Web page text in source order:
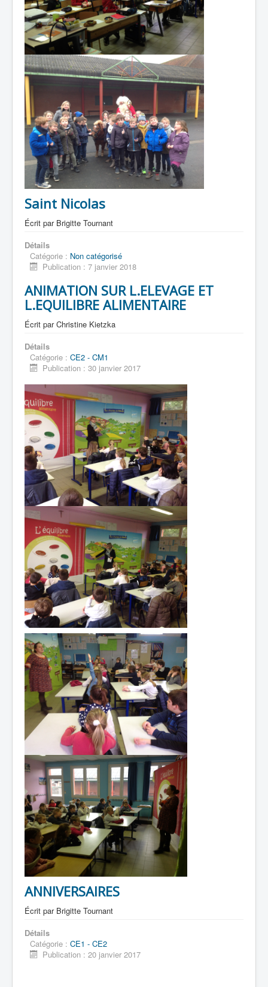
Saint Nicolas
Écrit par Brigitte Tournant
Détails
Catégorie : Non catégorisé
Publication : 7 janvier 2018
ANIMATION SUR L.ELEVAGE ET
L.EQUILIBRE ALIMENTAIRE
Écrit parChristine Kietzka
Détails
Catégorie : CE2 - CM1
Publication : 30 janvier 2017
ANNIVERSAIRES
Écrit par Brigitte Tournant
Détails
Catégorie : CE1 - CE2
Publication : 20 janvier 2017